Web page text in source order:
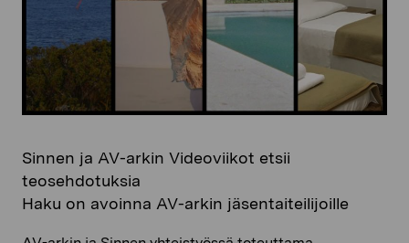
Sinnen ja AV-arkin Videoviikot etsii
teosehdotuksia
Haku on avoinna AV-arkin jäsentaiteilijoille